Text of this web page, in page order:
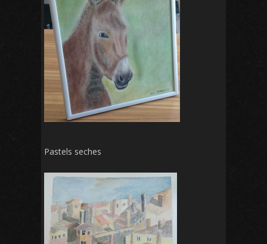
Pastels seches